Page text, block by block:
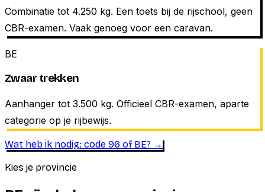
Combinatie tot 4.250 kg. Een toets bij de rijschool, geen
CBR-examen. Vaak genoeg voor een caravan.
BE
Zwaar trekken
Aanhanger tot 3.500 kg. Officieel CBR-examen, aparte
categorie op je rijbewijs.
Wat heb ik nodig: code 96 of BE? →
Kies je provincie